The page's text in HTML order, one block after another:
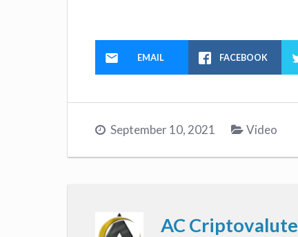
EMAIL FACEBOOK
September 10, 2021 Video
AC Criptovalute